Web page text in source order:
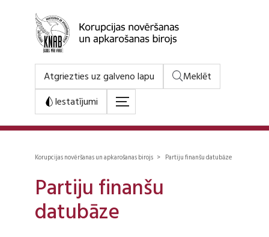
Atgriezties uz galveno lapu
Meklēt
Iestatījumi
Korupcijas novēršanas un apkarošanas birojs > Partiju finanšu datubāze
Partiju finanšu
datubāze